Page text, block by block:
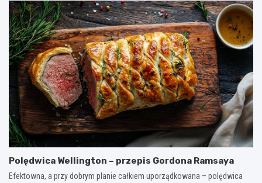
Polędwica Wellington – przepis Gordona Ramsaya
Efektowna, a przy dobrym planie całkiem uporządkowana – polędwica